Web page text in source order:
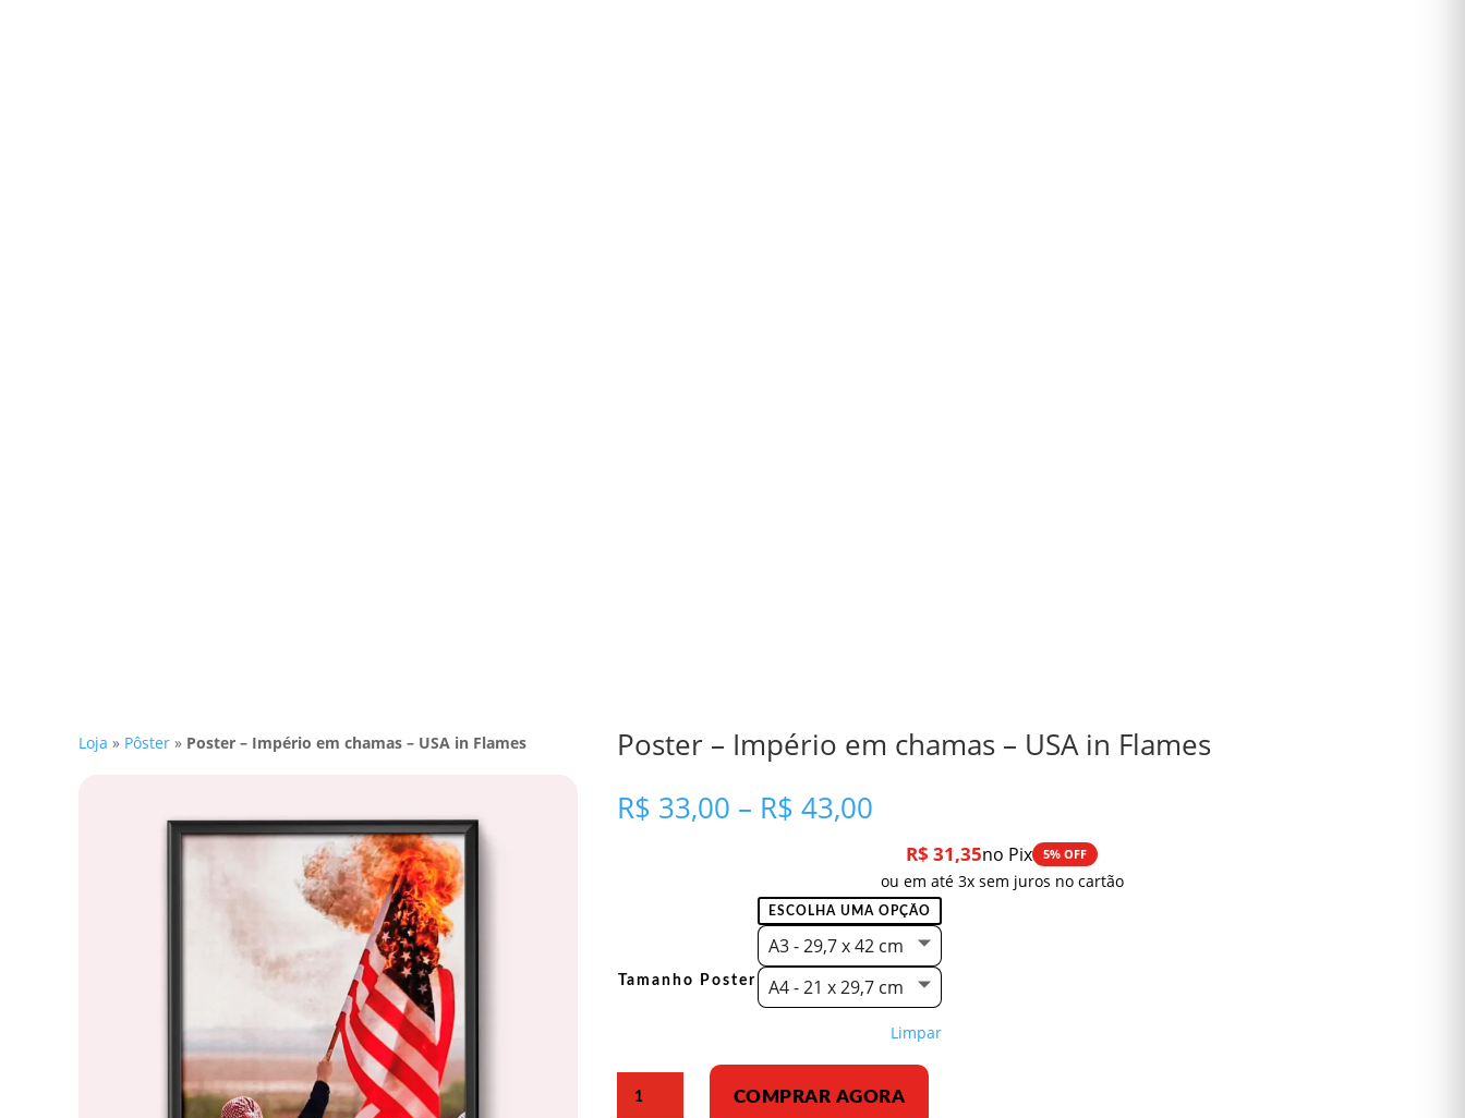
Loja » Pôster » Poster – Império em chamas – USA in Flames
Poster – Império em chamas – USA in Flames
R$ 33,00 – R$ 43,00
preço:
R$ 33,00
através
R$ 43,00
R$ 31,35no Pix 5% OFF
ou em até 3x sem juros no cartão
Tamanho Poster
A3 - 29,7 x 42 cm
A4 - 21 x 29,7 cm
Limpar
COMPRAR AGORA